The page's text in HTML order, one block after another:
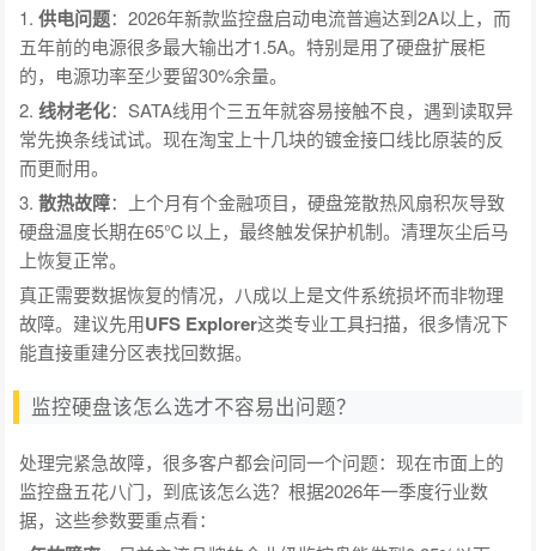
1.供电问题：2026年新款监控盘启动电流普遍达到2A以上，而
五年前的电源很多最大输出才1.5A。特别是用了硬盘扩展柜
的，电源功率至少要留30%余量。
2.线材老化：SATA线用个三五年就容易接触不良，遇到读取异
常先换条线试试。现在淘宝上十几块的镀金接口线比原装的反
而更耐用。
3.散热故障：上个月有个金融项目，硬盘笼散热风扇积灰导致
硬盘温度长期在65℃以上，最终触发保护机制。清理灰尘后马
上恢复正常。
真正需要数据恢复的情况，八成以上是文件系统损坏而非物理
故障。建议先用UFS Explorer这类专业工具扫描，很多情况下
能直接重建分区表找回数据。
监控硬盘该怎么选才不容易出问题？
处理完紧急故障，很多客户都会问同一个问题：现在市面上的
监控盘五花八门，到底该怎么选？根据2026年一季度行业数
据，这些参数要重点看：